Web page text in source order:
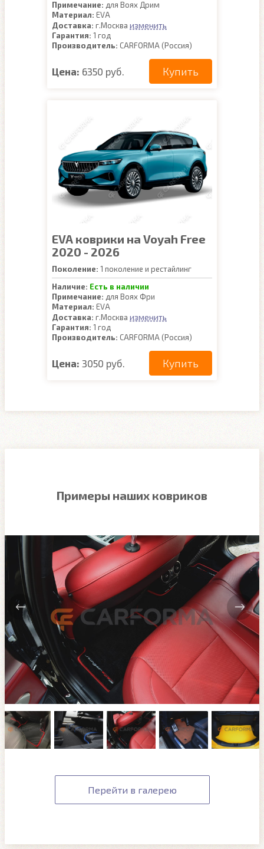
Примечание: для Воях Дрим
Материал: EVA
Доставка: г.Москва изменить
Гарантия: 1 год
Производитель: CARFORMA (Россия)
Цена: 6350 руб. Купить
EVA коврики на Voyah Free
2020 - 2026
Поколение: 1 поколение и рестайлинг
Наличие: Есть в наличии
Примечание: для Воях Фри
Материал: EVA
Доставка: г.Москва изменить
Гарантия: 1 год
Производитель: CARFORMA (Россия)
Цена: 3050 руб. Купить
Примеры наших ковриков
Перейти в галерею